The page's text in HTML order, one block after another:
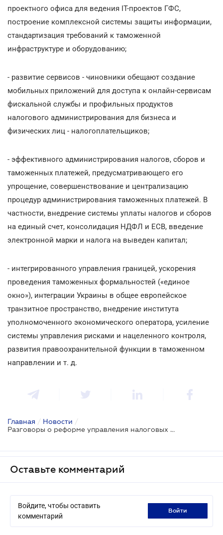
проектного офиса для ведения IТ-проектов ГФС,
построение комплексной системы защиты информации,
стандартизация требований к таможенной
инфраструктуре и оборудованию;
- развитие сервисов - чиновники обещают создание
мобильных приложений для доступа к онлайн-сервисам
фискальной службы и профильных продуктов
налогового администрирования для бизнеса и
физических лиц - налогоплательщиков;
- эффективного администрирования налогов, сборов и
таможенных платежей, предусматривающего его
упрощение, совершенствование и централизацию
процедур администрирования таможенных платежей. В
частности, внедрение системы уплаты налогов и сборов
на единый счет, консолидация НДФЛ и ЕСВ, введение
электронной марки и налога на выведен капитал;
- интегрированного управления границей, ускорения
проведения таможенных формальностей («единое
окно»), интеграции Украины в общее европейское
транзитное пространство, внедрение института
уполномоченного экономического оператора, усиление
системы управления рисками и нацеленного контроля,
развития правоохранительной функции в таможенном
направлении и т. д.
Главная / Новости /
Разговоры о реформе управления налоговых и таможенных органов обещают продолжать
Оставьте комментарий
Войдите, чтобы оставить
комментарий
войти